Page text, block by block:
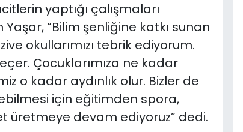
yaptığı çalışmaları
“Bilim şenliğine katkı sunan
okullarımızı tebrik ediyorum.
Çocuklarımıza ne kadar
o kadar aydınlık olur. Bizler de
için eğitimden spora,
üretmeye devam ediyoruz” dedi.